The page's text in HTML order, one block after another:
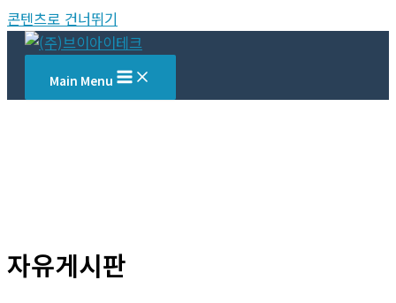
콘텐츠로 건너뛰기
Main Menu
자유게시판